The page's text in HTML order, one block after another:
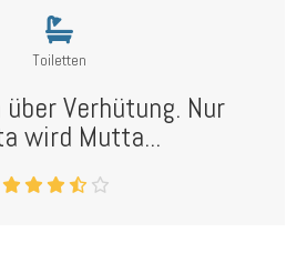
Toiletten
Verhütung. Nur
wird Mutta...